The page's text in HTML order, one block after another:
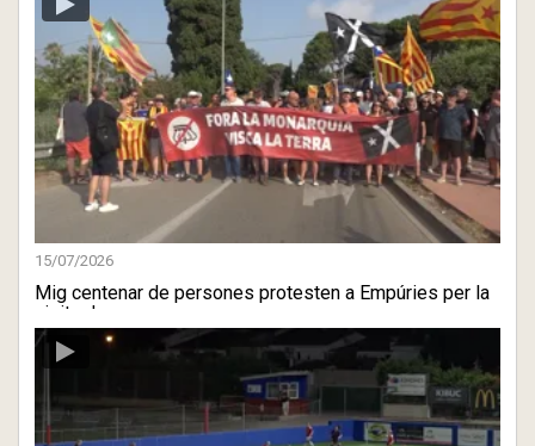
15/07/2026
Mig centenar de persones protesten a Empúries per la
visita de ...